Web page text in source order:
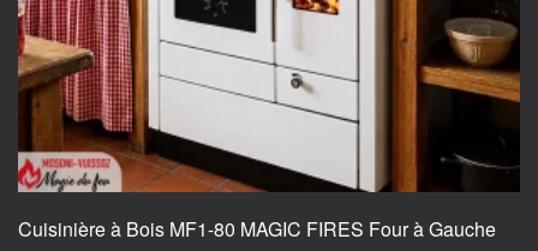
page
Cuisinière à Bois MF1-80 MAGIC FIRES Four à Gauche